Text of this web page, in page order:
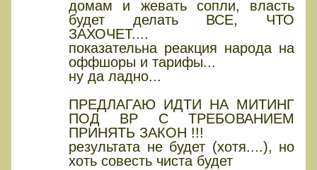
домам и жевать сопли, власть
будет делать ВСЕ, ЧТО
ЗАХОЧЕТ....
показательна реакция народа на
оффшоры и тарифы...
ну да ладно...
ПРЕДЛАГАЮ ИДТИ НА МИТИНГ
ПОД ВР С ТРЕБОВАНИЕМ
ПРИНЯТЬ ЗАКОН !!!
результата не будет (хотя....), но
хоть совесть чиста будет